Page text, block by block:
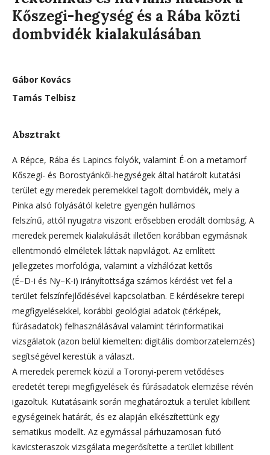
Kőszegi-hegység és a Rába közti
dombvidék kialakulásában
Gábor Kovács
Tamás Telbisz
Absztrakt
A Répce, Rába és Lapincs folyók, valamint É-on a metamorf
Kőszegi- és Borostyánkői-hegységek által határolt kutatási
terület egy meredek peremekkel tagolt dombvidék, mely a
Pinka alsó folyásától keletre gyengén hullámos
felszínű, attól nyugatra viszont erősebben erodált dombság. A
meredek peremek kialakulását illetően korábban egymásnak
ellentmondó elméletek láttak napvilágot. Az említett
jellegzetes morfológia, valamint a vízhálózat kettős
(É–D-i és Ny–K-i) irányítottsága számos kérdést vet fel a
terület felszínfejlődésével kapcsolatban. E kérdésekre terepi
megfigyelésekkel, korábbi geológiai adatok (térképek,
fúrásadatok) felhasználásával valamint térinformatikai
vizsgálatok (azon belül kiemelten: digitális domborzatelemzés)
segítségével kerestük a választ.
A meredek peremek közül a Toronyi-perem vetődéses
eredetét terepi megfigyelések és fúrásadatok elemzése révén
igazoltuk. Kutatásaink során meghatároztuk a terület kibillent
egységeinek határát, és ez alapján elkészítettünk egy
sematikus modellt. Az egymással párhuzamosan futó
kavicsteraszok vizsgálata megerősítette a terület kibillent